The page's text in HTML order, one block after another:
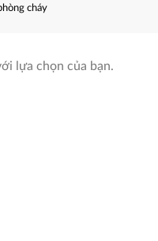
cháy
lựa chọn của bạn.